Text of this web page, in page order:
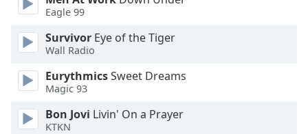
dialog
Escape
close
window.
Eagle 99
Survivor Eye of the Tiger
Wall Radio
EurythmicsSweet Dreams
Magic 93
Bon Jovi Livin' On a Prayer
KTKN